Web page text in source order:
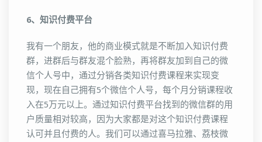
6、知识付费平台
我有一个朋友，他的商业模式就是不断加入知识付费
群，进群后与群友混个脸熟，再将群友加到自己的微
信个人号中，通过分销各类知识付费课程来实现变
现，现在自己拥有5个微信个人号，每个月分销课程收
入在5万元以上。通过知识付费平台找到的微信群的用
户质量相对较高，因为大家都是对这个知识付费课程
认可并且付费的人。我们可以通过喜马拉雅、荔枝微